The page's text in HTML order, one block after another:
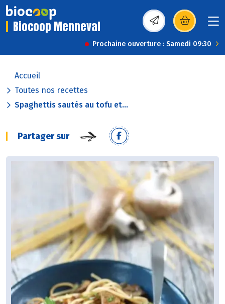
Biocoop Menneval (s’ouvre dans une
Prochaine ouverture : Samedi 09:30
Accueil
Toutes nos recettes
Spaghettis sautés au tofu et...
Partager sur